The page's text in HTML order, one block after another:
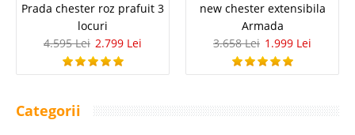
Prada chester roz prafuit 3
locuri
4.595 Lei 2.799 Lei
new chester extensibila
Armada
3.658 Lei 1.999 Lei
Categorii